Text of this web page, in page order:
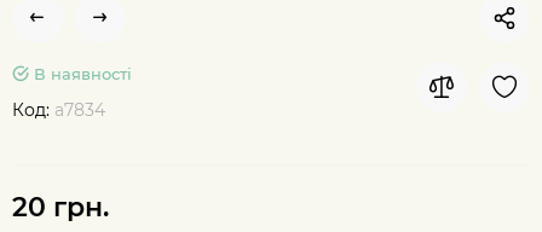
В наявності
Код: а7834
20 грн.